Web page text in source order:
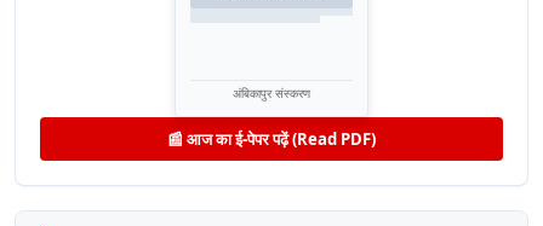
अंबिकापुर संस्करण
📰 आज का ई-पेपर पढ़ें (Read PDF)